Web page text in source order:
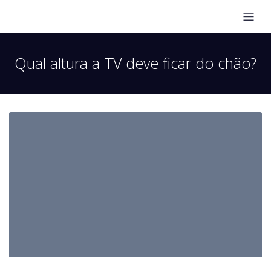
Qual altura a TV deve ficar do chão?